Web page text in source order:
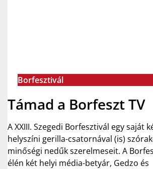
Borfesztivál
Támad a Borfeszt TV
A XXIII. Szegedi Borfesztivál egy saját
helyszíni gerilla-csatornával (is)
minőségi nedűk szerelmeseit. A
élén két helyi média-betyár, Gedzo és